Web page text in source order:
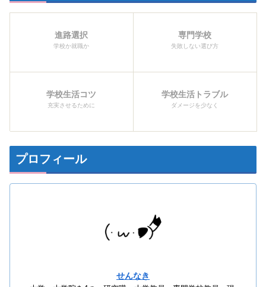
進路選択
学校か就職か
専門学校
失敗しない選び方
学校生活コツ
充実させるために
学校生活トラブル
ダメージを少なく
プロフィール
せんなき